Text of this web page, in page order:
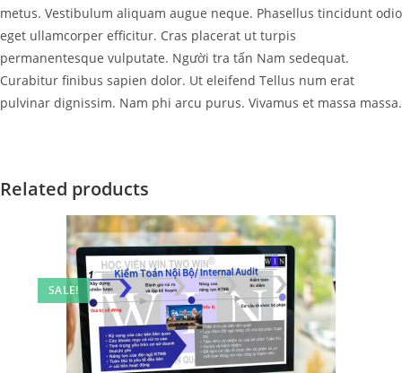
metus. Vestibulum aliquam augue neque. Phasellus tincidunt odio
eget ullamcorper efficitur. Cras placerat ut turpis
permanentesque vulputate. Người tra tấn Nam sedequat.
Curabitur finibus sapien dolor. Ut eleifend Tellus num erat
pulvinar dignissim. Nam phi arcu purus. Vivamus et massa massa.
Related products
SALE!